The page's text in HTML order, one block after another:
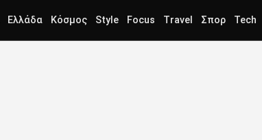
Ελλάδα Κόσμος Style Focus Travel Σπορ Tech